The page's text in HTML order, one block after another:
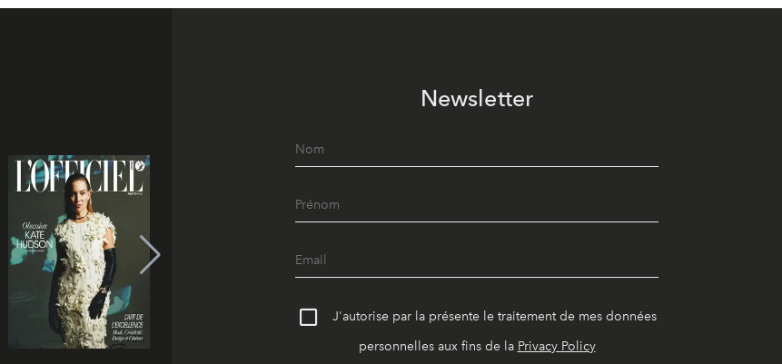
Newsletter
J'autorise par la présente le traitement de mes données
personnelles aux fins de la Privacy Policy